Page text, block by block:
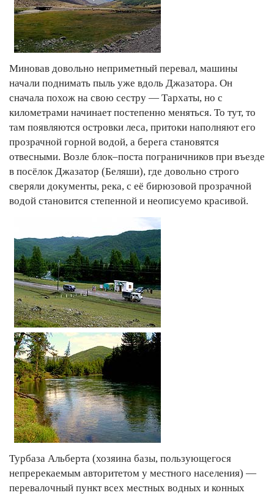
Миновав довольно неприметный перевал, машины
начали поднимать пыль уже вдоль Джазатора. Он
сначала похож на свою сестру — Тархаты, но с
километрами начинает постепенно меняться. То тут, то
там появляются островки леса, притоки наполняют его
прозрачной горной водой, а берега становятся
отвесными. Возле блок–поста пограничников при въезде
в посёлок Джазатор (Беляши), где довольно строго
сверяли документы, река, с её бирюзовой прозрачной
водой становится степенной и неописуемо красивой.
Турбаза Альберта (хозяина базы, пользующегося
непререкаемым авторитетом у местного населения) —
перевалочный пункт всех местных водных и конных